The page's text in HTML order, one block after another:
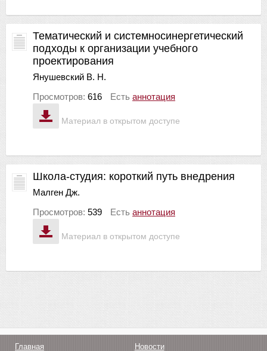
Материал в открытом доступе
Тематический и системносинергетический
подходы к организации учебного
проектирования
Янушевский В. Н.
Просмотров: 616 Есть аннотация
Материал в открытом доступе
Школа-студия: короткий путь внедрения
Малген Дж.
Просмотров: 539 Есть аннотация
Главная Новости